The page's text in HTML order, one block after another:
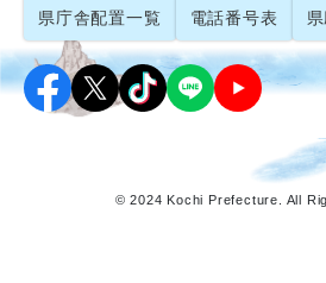
県庁舎配置一覧 電話番号表
© 2024 Kochi Prefecture. All